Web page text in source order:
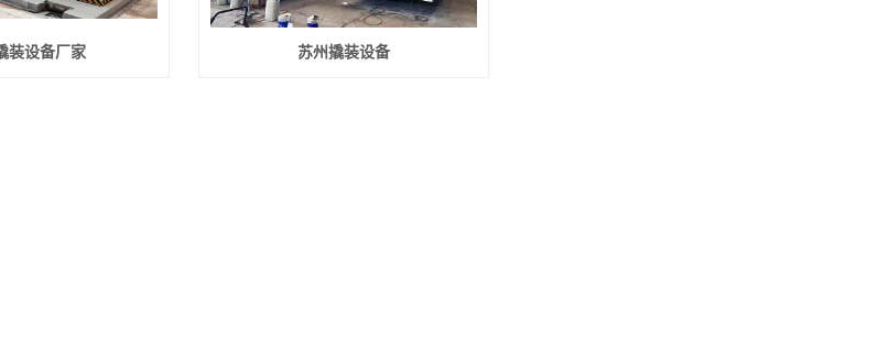
装设备厂家 苏州撬装设备